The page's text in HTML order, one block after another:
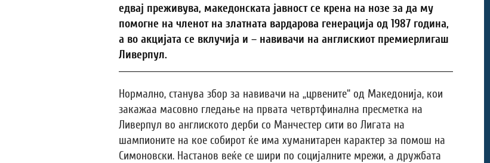
едвај преживува, македонската јавност се крена на нозе за да му
помогне на членот на златната вардарова генерација од 1987 година,
а во акцијата се вклучија и – навивачи на англискиот премиерлигаш
Ливерпул.
Нормално, станува збор за навивачи на „црвените“ од Македонија, кои
закажаа масовно гледање на првата четвртфинална пресметка на
Ливерпул во англиското дерби со Манчестер сити во Лигата на
шампионите на кое собирот ќе има хуманитарен карактер за помош на
Симоновски. Настанов веќе се шири по социјалните мрежи, а дружбата